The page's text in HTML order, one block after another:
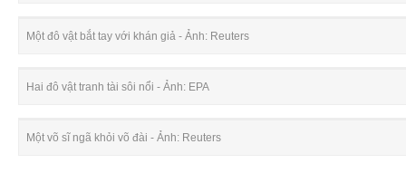
Một đô vật bắt tay với khán giả - Ảnh: Reuters
Hai đô vật tranh tài sôi nổi - Ảnh: EPA
Một võ sĩ ngã khỏi võ đài - Ảnh: Reuters